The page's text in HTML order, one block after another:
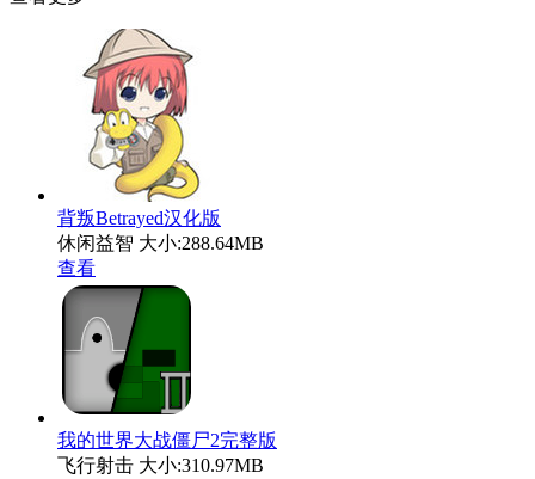
背叛Betrayed汉化版
休闲益智 大小:288.64MB
查看
我的世界大战僵尸2完整版
飞行射击 大小:310.97MB